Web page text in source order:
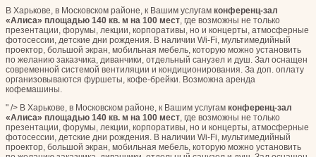
В Харькове, в Московском районе, к Вашим услугам конференц-зал
«Алиса» площадью 140 кв. м на 100 мест, где возможны не только
презентации, форумы, лекции, корпоративы, но и концерты, атмосферные
фотосессии, детские дни рождения. В наличии Wi-Fi, мультимедийный
проектор, большой экран, мобильная мебель, которую можно установить
по желанию заказчика, диванчики, отдельный санузел и душ. Зал оснащен
современной системой вентиляции и кондиционирования. За доп. оплату
организовываются фуршеты, кофе-брейки. Возможна аренда
кофемашины.
" /> В Харькове, в Московском районе, к Вашим услугам конференц-зал
«Алиса» площадью 140 кв. м на 100 мест, где возможны не только
презентации, форумы, лекции, корпоративы, но и концерты, атмосферные
фотосессии, детские дни рождения. В наличии Wi-Fi, мультимедийный
проектор, большой экран, мобильная мебель, которую можно установить